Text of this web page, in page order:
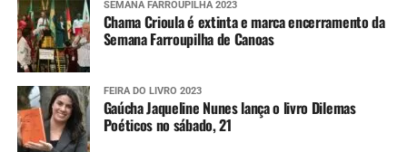
SEMANA FARROUPILHA 2023
Chama Crioula é extinta e marca encerramento da
Semana Farroupilha de Canoas
FEIRA DO LIVRO 2023
Gaúcha Jaqueline Nunes lança o livro Dilemas
Poéticos no sábado, 21